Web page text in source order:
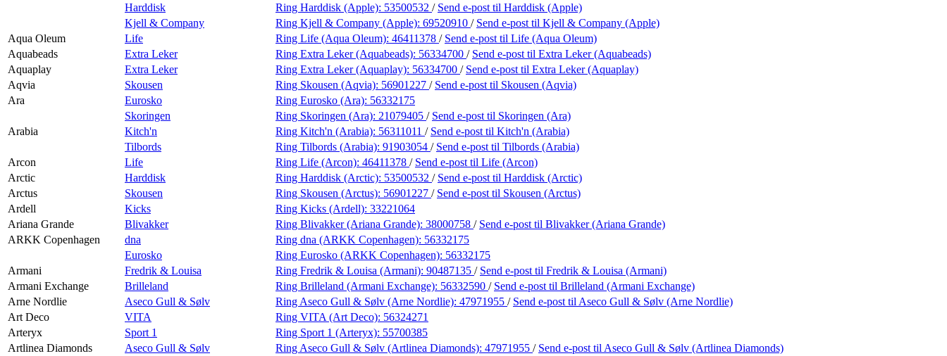
Harddisk
Ring Harddisk (Apple): 53500532 / Send e-post til Harddisk (Apple)
Kjell & Company
Ring Kjell & Company (Apple): 69520910 / Send e-post til Kjell & Company (Apple)
Aqua Oleum
Life Ring Life (Aqua Oleum): 46411378 / Send e-post til Life (Aqua Oleum)
Aquabeads
Extra Leker Ring Extra Leker (Aquabeads): 56334700 / Send e-post til Extra Leker (Aquabeads)
Aquaplay
Extra Leker Ring Extra Leker (Aquaplay): 56334700 / Send e-post til Extra Leker (Aquaplay)
Aqvia
Skousen Ring Skousen (Aqvia): 56901227 / Send e-post til Skousen (Aqvia)
Ara
Eurosko Ring Eurosko (Ara): 56332175
Skoringen
Ring Skoringen (Ara): 21079405 / Send e-post til Skoringen (Ara)
Arabia
Kitch'n Ring Kitch'n (Arabia): 56311011 / Send e-post til Kitch'n (Arabia)
Tilbords
Ring Tilbords (Arabia): 91903054 / Send e-post til Tilbords (Arabia)
Arcon
Life Ring Life (Arcon): 46411378 / Send e-post til Life (Arcon)
Arctic
Harddisk Ring Harddisk (Arctic): 53500532 / Send e-post til Harddisk (Arctic)
Arctus
Skousen Ring Skousen (Arctus): 56901227 / Send e-post til Skousen (Arctus)
Ardell
Kicks Ring Kicks (Ardell): 33221064
Ariana Grande
Blivakker Ring Blivakker (Ariana Grande): 38000758 / Send e-post til Blivakker (Ariana Grande)
ARKK Copenhagen
dna Ring dna (ARKK Copenhagen): 56332175
Eurosko
Ring Eurosko (ARKK Copenhagen): 56332175
Armani
Fredrik & Louisa Ring Fredrik & Louisa (Armani): 90487135 / Send e-post til Fredrik & Louisa (Armani)
Armani Exchange
Brilleland Ring Brilleland (Armani Exchange): 56332590 / Send e-post til Brilleland (Armani Exchange)
Arne Nordlie
Aseco Gull & Sølv Ring Aseco Gull & Sølv (Arne Nordlie): 47971955 / Send e-post til Aseco Gull & Sølv (Arne Nordlie)
Art Deco
VITA Ring VITA (Art Deco): 56324271
Arteryx
Sport 1 Ring Sport 1 (Arteryx): 55700385
Artlinea Diamonds
Aseco Gull & Sølv Ring Aseco Gull & Sølv (Artlinea Diamonds): 47971955 / Send e-post til Aseco Gull & Sølv (Artlinea Diamonds)